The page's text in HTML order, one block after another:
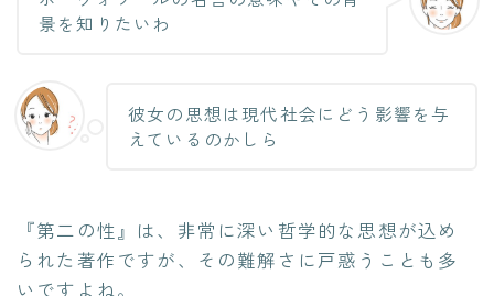
景を知りたいわ
彼女の思想は現代社会にどう影響を与
えているのかしら
『第二の性』は、非常に深い哲学的な思想が込め
られた著作ですが、その難解さに戸惑うことも多
いですよね。